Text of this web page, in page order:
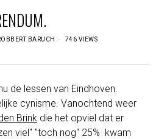
BARUCH 746 VIEWS
de lessen van Eindhoven.
cynisme. Vanochtend weer
Brink die het opviel dat er
viel" "toch nog" 25% kwam